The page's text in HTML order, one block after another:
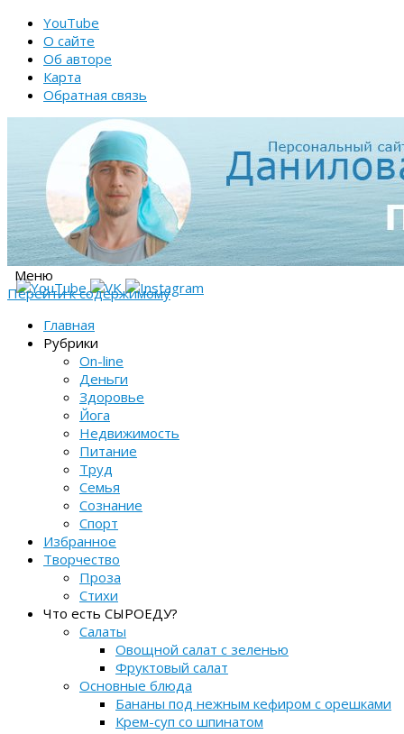
YouTube
О сайте
Об авторе
Карта
Обратная связь
Меню
Перейти к содержимому
Главная
Рубрики
On-line
Деньги
Здоровье
Йога
Недвижимость
Питание
Труд
Семья
Сознание
Спорт
Избранное
Творчество
Проза
Стихи
Что есть СЫРОЕДУ?
Салаты
Овощной салат с зеленью
Фруктовый салат
Основные блюда
Бананы под нежным кефиром с орешками
Крем-суп со шпинатом